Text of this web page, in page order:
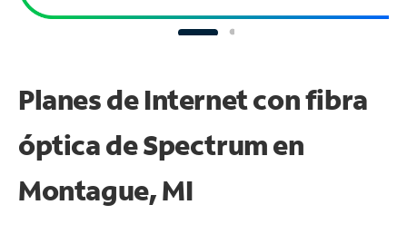
Planes de Internet con fibra
óptica de Spectrum en
Montague, MI